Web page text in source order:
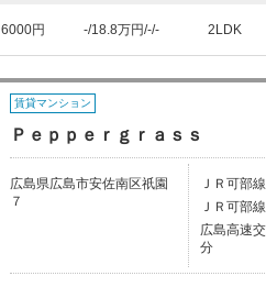
6000円 -/18.8万円/-/- 2LDK
賃貸マンション
Ｐｅｐｐｅｒｇｒａｓｓ
広島県広島市安佐南区祇園
７
ＪＲ可部
ＪＲ可部
広島高速
分